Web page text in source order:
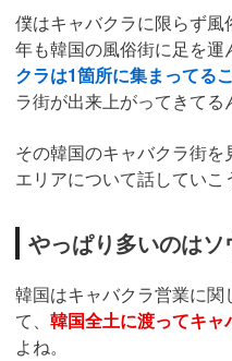
僕はキャバクラに限らず
年も韓国の風俗街に足を運
クラは1箇所に集まってる
ラ街が出来上がってきてる
その韓国のキャバクラ街
エリアについて話していこ
やっぱり多いのはソ
韓国はキャバクラ営業に
て、 韓国全土に渡ってキ
よね。